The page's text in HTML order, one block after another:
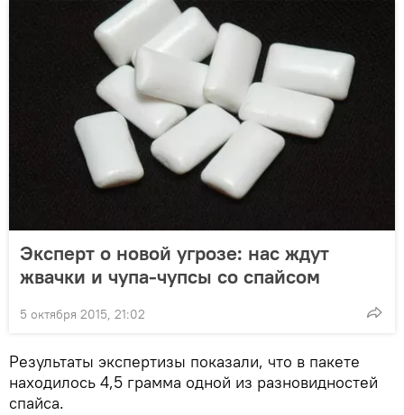
Эксперт о новой угрозе: нас ждут
жвачки и чупа-чупсы со спайсом
5 октября 2015, 21:02
Результаты экспертизы показали, что в пакете
находилось 4,5 грамма одной из разновидностей
спайса.